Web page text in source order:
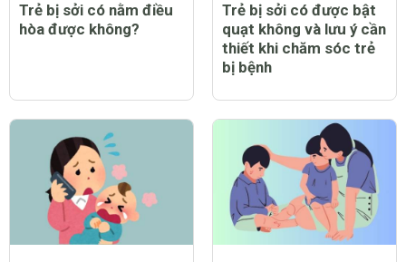
Trẻ bị sởi có nằm điều
hòa được không?
Trẻ bị sởi có được bật
quạt không và lưu ý cần
thiết khi chăm sóc trẻ
bị bệnh